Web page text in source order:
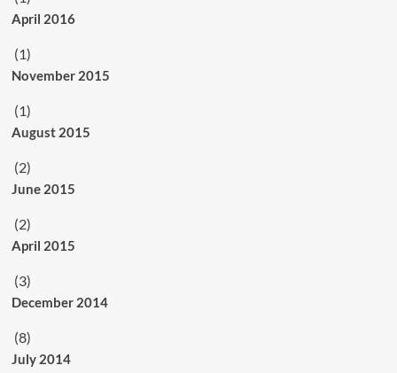
April 2016
(1)
November 2015
(1)
August 2015
(2)
June 2015
(2)
April 2015
(3)
December 2014
(8)
July 2014